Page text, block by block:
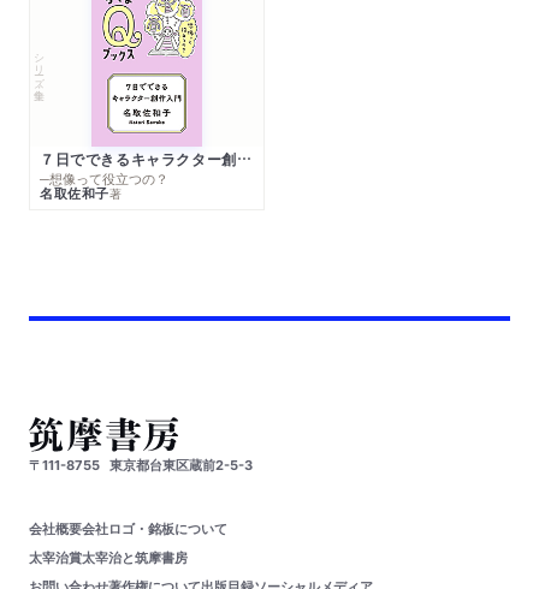
シリーズ・全集
７日でできるキャラクター創作入門
─想像って役立つの？
名取佐和子著
〒111-8755 東京都台東区蔵前2-5-3
会社概要会社ロゴ・銘板について
太宰治賞太宰治と筑摩書房